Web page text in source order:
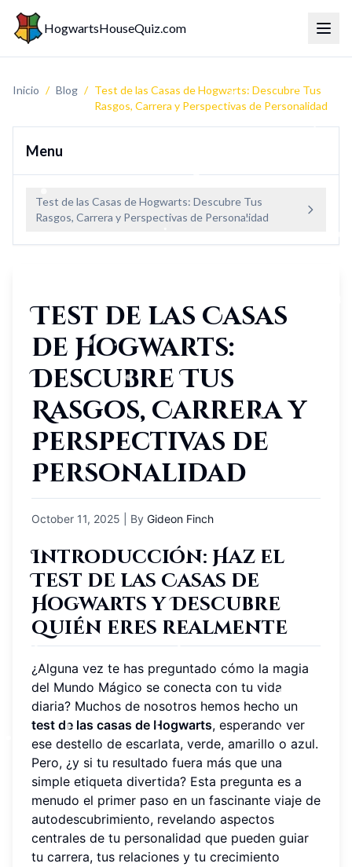
HogwartsHouseQuiz.com
Inicio / Blog / Test de las Casas de Hogwarts: Descubre Tus
Rasgos, Carrera y Perspectivas de Personalidad
Menu
Test de las Casas de Hogwarts: Descubre Tus
Rasgos, Carrera y Perspectivas de Personalidad
Test de las Casas
de Hogwarts:
Descubre Tus
Rasgos, Carrera y
Perspectivas de
Personalidad
October 11, 2025 | By Gideon Finch
Introducción: Haz el
Test de las Casas de
Hogwarts y Descubre
quién eres realmente
¿Alguna vez te has preguntado cómo la magia
del Mundo Mágico se conecta con tu vida
diaria? Muchos de nosotros hemos hecho un
test de las casas de Hogwarts, esperando ver
ese destello de escarlata, verde, amarillo o azul.
Pero, ¿y si tu resultado fuera más que una
simple etiqueta divertida? Esta pregunta es a
menudo el primer paso en un fascinante viaje de
autodescubrimiento, revelando aspectos
centrales de tu personalidad que pueden guiar
tu carrera, tus relaciones y tu crecimiento